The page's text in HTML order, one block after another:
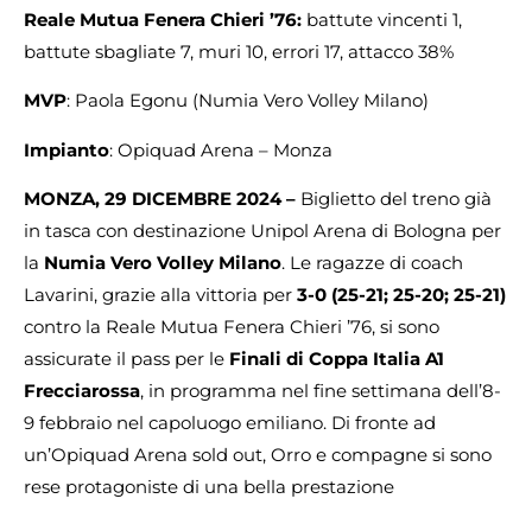
Reale Mutua Fenera Chieri ’76: battute vincenti 1,
battute sbagliate 7, muri 10, errori 17, attacco 38%
MVP: Paola Egonu (Numia Vero Volley Milano)
Impianto: Opiquad Arena – Monza
MONZA, 29 DICEMBRE 2024 – Biglietto del treno già
in tasca con destinazione Unipol Arena di Bologna per
la Numia Vero Volley Milano. Le ragazze di coach
Lavarini, grazie alla vittoria per 3-0 (25-21; 25-20; 25-21)
contro la Reale Mutua Fenera Chieri ’76, si sono
assicurate il pass per le Finali di Coppa Italia A1
Frecciarossa, in programma nel fine settimana dell’8-
9 febbraio nel capoluogo emiliano. Di fronte ad
un’Opiquad Arena sold out, Orro e compagne si sono
rese protagoniste di una bella prestazione